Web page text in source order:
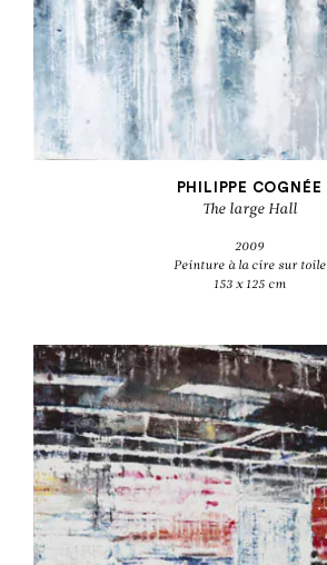
PHILIPPE COGNÉE
The large Hall
2009
Peinture à la cire sur toile
153 x 125 cm